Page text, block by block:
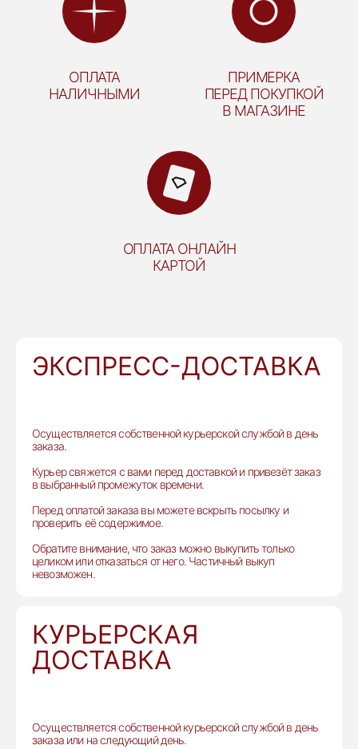
ОПЛАТА
НАЛИЧНЫМИ
ПРИМЕРКА
ПЕРЕД ПОКУПКОЙ
В МАГАЗИНЕ
ОПЛАТА ОНЛАЙН
КАРТОЙ
ЭКСПРЕСС-ДОСТАВКА
Осуществляется собственной курьерской службой в день
заказа.
Курьер свяжется с вами перед доставкой и привезёт заказ
в выбранный промежуток времени.
Перед оплатой заказа вы можете вскрыть посылку и
проверить её содержимое.
Обратите внимание, что заказ можно выкупить только
целиком или отказаться от него. Частичный выкуп
невозможен.
КУРЬЕРСКАЯ
ДОСТАВКА
Осуществляется собственной курьерской службой в день
заказа или на следующий день.